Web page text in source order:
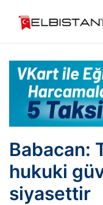
Babacan:
hukuki
siyasettir